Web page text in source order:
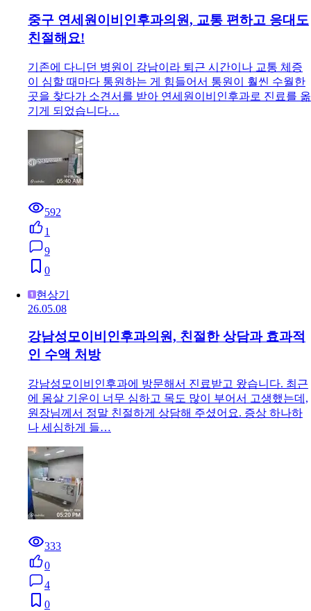
중구 연세원이비인후과의원, 교통 편하고 응대도
친절해요!
기존에 다니던 병원이 강남이라 퇴근 시간이나 교통 체증
이 심할 때마다 통원하는 게 힘들어서 통원이 훨씬 수월한
곳을 찾다가 소견서를 받아 연세원이비인후과로 진료를 옮
기게 되었습니다…
592
1
9
0
현상기
26.05.08
강남성모이비인후과의원, 친절한 상담과 효과적
인 수액 처방
강남성모이비인후과에 방문해서 진료받고 왔습니다. 최근
에 몸살 기운이 너무 심하고 목도 많이 부어서 고생했는데,
원장님께서 정말 친절하게 상담해 주셨어요. 증상 하나하
나 세심하게 들…
333
0
4
0